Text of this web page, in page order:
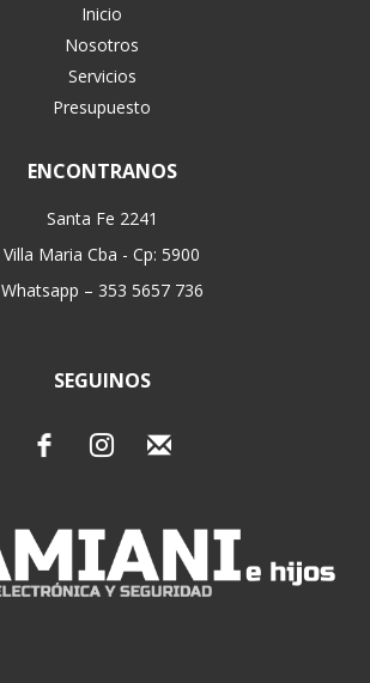
Inicio
Nosotros
Servicios
Presupuesto
ENCONTRANOS
Santa Fe 2241
Villa Maria Cba - Cp: 5900
Whatsapp – 353 5657 736
SEGUINOS